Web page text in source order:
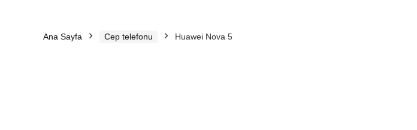
Ana Sayfa Cep telefonu Huawei Nova 5